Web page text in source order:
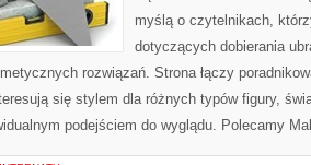
myślą o czytelnikach,
dotyczących dobierania
rozwiązań. Strona łączy
się stylem dla różnych typów figury,
podejściem do wyglądu. Polecamy